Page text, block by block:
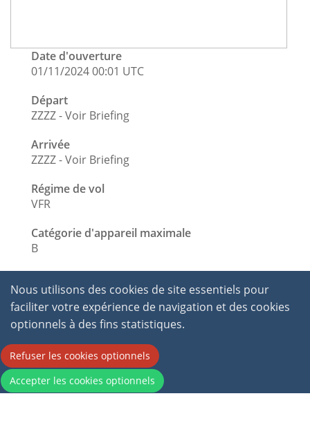
Nous utilisons des cookies de site essentiels pour
faciliter votre expérience de navigation et des cookies
optionnels à des fins statistiques.
Refuser les cookies optionnels
Accepter les cookies optionnels
Date d'ouverture
01/11/2024 00:01 UTC
Départ
ZZZZ - Voir Briefing
Arrivée
ZZZZ - Voir Briefing
Régime de vol
VFR
Catégorie d'appareil maximale
B
2026 © International Virtual Aviation Organisation.
All Rights Reserved.Conditions générales